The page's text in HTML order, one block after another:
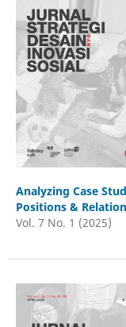
Analyzing Case
Positions &
Vol. 7 No. 1 (2025)